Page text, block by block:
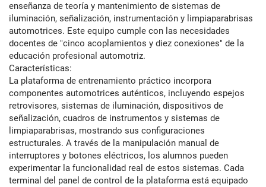
enseñanza de teoría y mantenimiento de sistemas de
iluminación, señalización, instrumentación y limpiaparabrisas
automotrices. Este equipo cumple con las necesidades
docentes de "cinco acoplamientos y diez conexiones" de la
educación profesional automotriz.
Características:
La plataforma de entrenamiento práctico incorpora
componentes automotrices auténticos, incluyendo espejos
retrovisores, sistemas de iluminación, dispositivos de
señalización, cuadros de instrumentos y sistemas de
limpiaparabrisas, mostrando sus configuraciones
estructurales. A través de la manipulación manual de
interruptores y botones eléctricos, los alumnos pueden
experimentar la funcionalidad real de estos sistemas. Cada
terminal del panel de control de la plataforma está equipado